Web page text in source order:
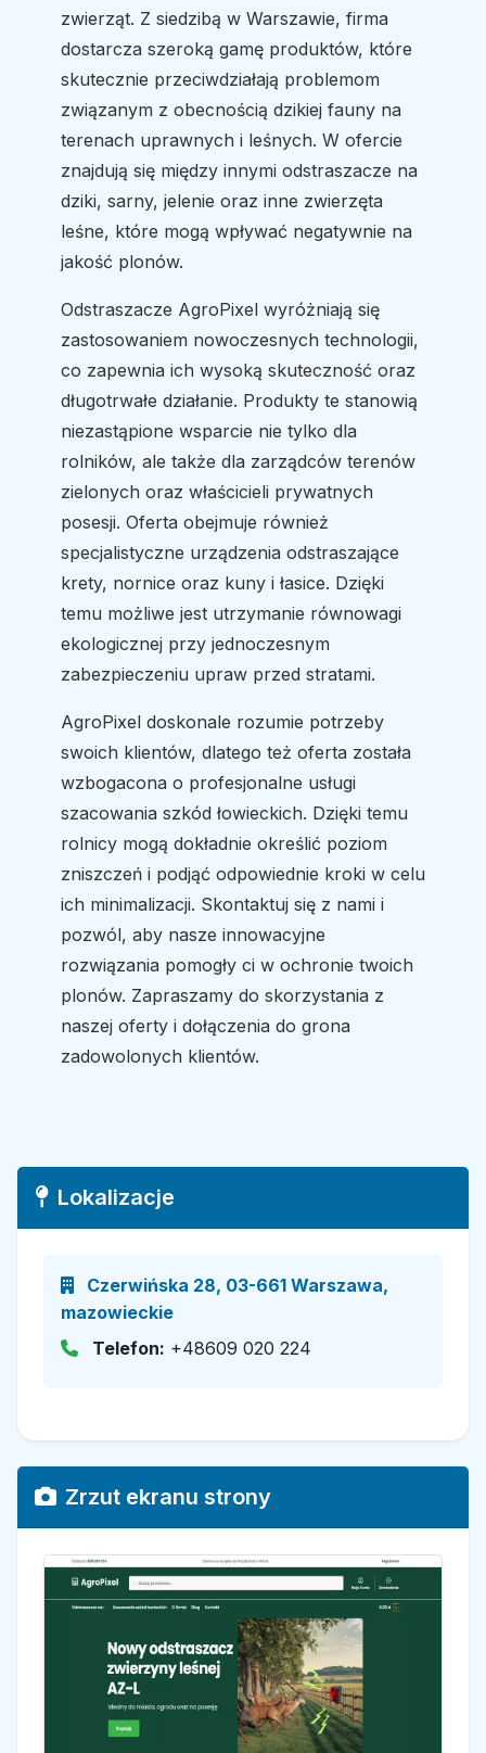
zwierząt. Z siedzibą w Warszawie, firma
dostarcza szeroką gamę produktów, które
skutecznie przeciwdziałają problemom
związanym z obecnością dzikiej fauny na
terenach uprawnych i leśnych. W ofercie
znajdują się między innymi odstraszacze na
dziki, sarny, jelenie oraz inne zwierzęta
leśne, które mogą wpływać negatywnie na
jakość plonów.
Odstraszacze AgroPixel wyróżniają się
zastosowaniem nowoczesnych technologii,
co zapewnia ich wysoką skuteczność oraz
długotrwałe działanie. Produkty te stanowią
niezastąpione wsparcie nie tylko dla
rolników, ale także dla zarządców terenów
zielonych oraz właścicieli prywatnych
posesji. Oferta obejmuje również
specjalistyczne urządzenia odstraszające
krety, nornice oraz kuny i łasice. Dzięki
temu możliwe jest utrzymanie równowagi
ekologicznej przy jednoczesnym
zabezpieczeniu upraw przed stratami.
AgroPixel doskonale rozumie potrzeby
swoich klientów, dlatego też oferta została
wzbogacona o profesjonalne usługi
szacowania szkód łowieckich. Dzięki temu
rolnicy mogą dokładnie określić poziom
zniszczeń i podjąć odpowiednie kroki w celu
ich minimalizacji. Skontaktuj się z nami i
pozwól, aby nasze innowacyjne
rozwiązania pomogły ci w ochronie twoich
plonów. Zapraszamy do skorzystania z
naszej oferty i dołączenia do grona
zadowolonych klientów.
Lokalizacje
Czerwińska 28, 03-661 Warszawa,
mazowieckie
Telefon: +48609 020 224
Zrzut ekranu strony